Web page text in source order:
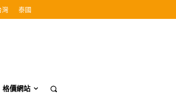
灣 泰國
格價網站